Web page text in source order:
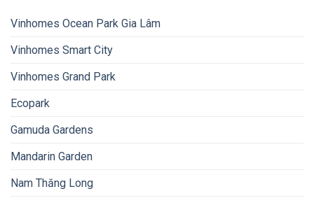
Vinhomes Ocean Park Gia Lâm
Vinhomes Smart City
Vinhomes Grand Park
Ecopark
Gamuda Gardens
Mandarin Garden
Nam Thăng Long